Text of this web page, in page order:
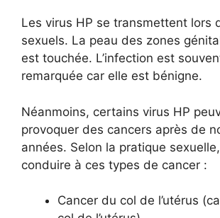
Les virus HP se transmettent lors
sexuels. La peau des zones
est touchée. L’infection est
remarquée car elle est bénigne.
Néanmoins, certains virus HP
provoquer des cancers après de
années. Selon la pratique
conduire à ces types de cancer :
Cancer du col de l’utérus